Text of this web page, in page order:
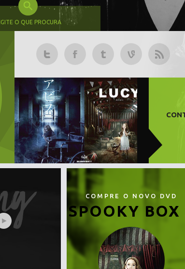
O QUE PROCURA
COMPRE O NOVO DVD
SPOOKY BOX